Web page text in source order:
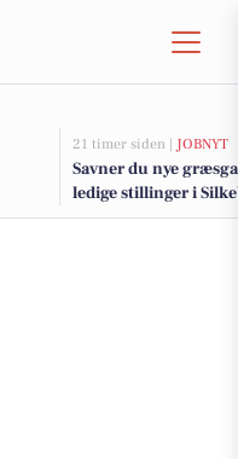
21 timer siden | JOBNYT
Savner du nye
ledige stillinger i